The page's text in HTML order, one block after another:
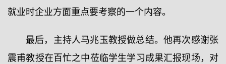
就业时企业方面重点要考察的一个内容。
最后，主持人马兆玉教授做总结。他再次感谢张
震甫教授在百忙之中莅临学生学习成果汇报现场，对